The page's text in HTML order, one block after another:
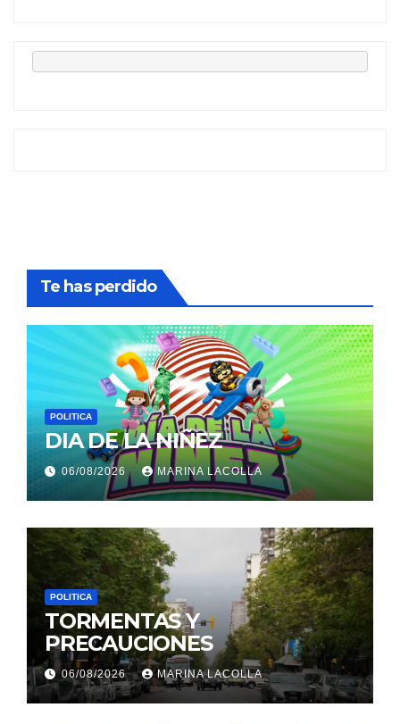
Te has perdido
POLITICA
DIA DE LA NIÑEZ
06/08/2026 MARINA LACOLLA
POLITICA
TORMENTAS Y
PRECAUCIONES
06/08/2026 MARINA LACOLLA